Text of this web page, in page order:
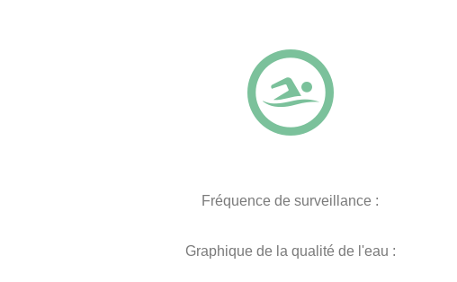
Fréquence de surveillance :
Graphique de la qualité de l'eau :